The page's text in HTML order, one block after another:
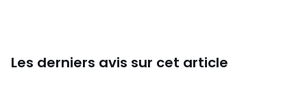
Les derniers avis sur cet article